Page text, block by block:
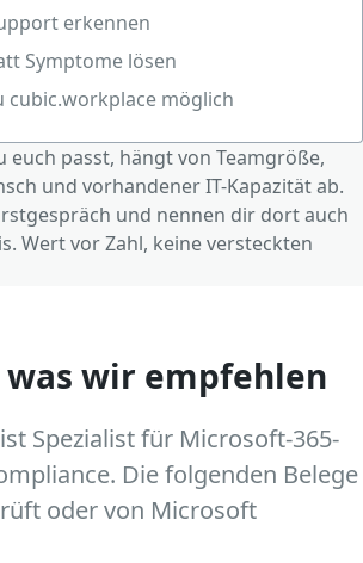
erkennen
Symptome lösen
cubic.workplace möglich
euch passt, hängt von Teamgröße,
und vorhandener IT-Kapazität ab.
und nennen dir dort auch
Wert vor Zahl, keine versteckten
wir empfehlen
Spezialist für Microsoft-365-
Die folgenden Belege
oder von Microsoft